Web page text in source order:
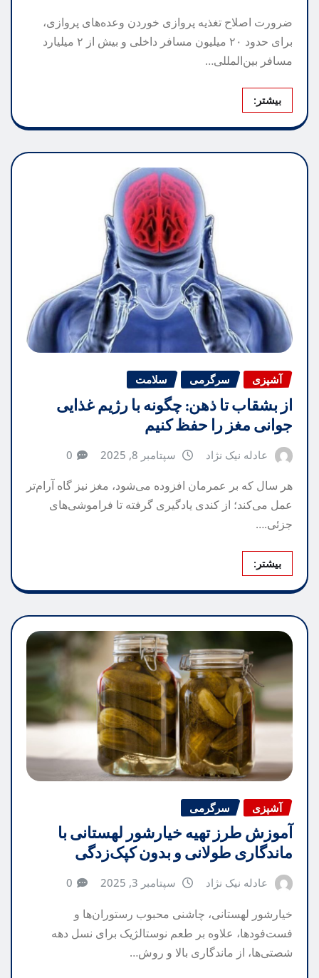
ضرورت اصلاح تغذیه پروازی خوردن وعده‌های پروازی،
برای حدود ۲۰ میلیون مسافر داخلی و بیش از ۲ میلیارد
مسافر بین‌المللی…
بیشتر:
آشپزی سرگرمی سلامت
از بشقاب تا ذهن: چگونه با رژیم غذایی
جوانی مغز را حفظ کنیم
عادله نیک نژاد سپتامبر 8, 2025 0
هر سال که بر عمرمان افزوده می‌شود، مغز نیز گاه آرام‌تر
عمل می‌کند؛ از کندی یادگیری گرفته تا فراموشی‌های
جزئی.…
بیشتر:
آشپزی سرگرمی
آموزش طرز تهیه خیارشور لهستانی با
ماندگاری طولانی و بدون کپک‌زدگی
عادله نیک نژاد سپتامبر 3, 2025 0
خیارشور لهستانی، چاشنی محبوب رستوران‌ها و
فست‌فودها، علاوه بر طعم نوستالژیک برای نسل دهه
شصتی‌ها، از ماندگاری بالا و روش…